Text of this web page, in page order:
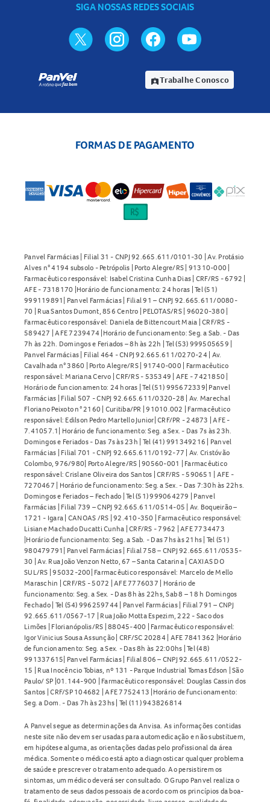
SIGA NOSSAS REDES SOCIAIS
assignment_indTrabalhe Conosco
FORMAS DE PAGAMENTO
Panvel Farmácias | Filial 31 - CNPJ 92.665.611/0101-30 | Av. Protásio
Alves n° 4194 subsolo - Petrópolis | Porto Alegre/RS | 91310-000 |
Farmacêutico responsável: Isabel Cristina Cunha Dias | CRF/RS - 6792 |
AFE - 7318170 |Horário de funcionamento: 24 horas | Tel (51)
999119891| Panvel Farmácias | Filial 91 – CNPJ 92.665.611/0080-
70 | Rua Santos Dumont, 856 Centro | PELOTAS/RS | 96020-380 |
Farmacêutico responsável: Daniela de Bittencourt Maia | CRF/RS -
589427 | AFE 7239474 |Horário de funcionamento: Seg. a Sab. - Das
7h às 22h. Domingos e Feriados – 8h às 22h | Tel (53) 999505659 |
Panvel Farmácias | Filial 464 - CNPJ 92.665.611/0270-24 | Av.
Cavalhada n° 3860 | Porto Alegre/RS | 91740-000 | Farmacêutico
responsável: Mariana Cervo | CRF/RS - 535349 | AFE - 7421850 |
Horário de funcionamento: 24 horas | Tel (51) 995672339| Panvel
Farmácias | Filial 507 - CNPJ 92.665.611/0320-28 | Av. Marechal
Floriano Peixoto n° 2160 | Curitiba/PR | 91010.002 | Farmacêutico
responsável: Edilson Pedro Martello Junior| CRF/PR - 24873 | AFE -
7.41057.1| Horário de funcionamento: Seg. a Sex. - Das 7s às 23h.
Domingos e Feriados - Das 7s às 23h | Tel (41) 991349216 | Panvel
Farmácias | Filial 701 - CNPJ 92.665.611/0192-77 | Av. Cristóvão
Colombo, 976/980| Porto Alegre/RS | 90560-001 | Farmacêutico
responsável: Crislane Oliveira dos Santos | CRF/RS - 590651 | AFE -
7270467 | Horário de funcionamento: Seg. a Sex. - Das 7:30h às 22hs.
Domingos e Feriados – Fechado | Tel (51) 999064279 | Panvel
Farmácias | Filial 739 – CNPJ 92.665.611/0514-05 | Av. Boqueirão –
1721 - Igara | CANOAS /RS | 92.410-350 | Farmacêutico responsável:
Lisiane Machado Ducatti Cunha | CRF/RS - 7962 | AFE 7734473
|Horário de funcionamento: Seg. a Sab. - Das 7hs às 21hs | Tel (51)
980479791| Panvel Farmácias | Filial 758 – CNPJ 92.665.611/0535-
30 | Av. Rua João Venzon Netto, 67 – Santa Catarina | CAXIAS DO
SUL/RS | 95032-200| Farmacêutico responsável: Marcelo de Mello
Maraschin | CRF/RS - 5072 | AFE 7776037 | Horário de
funcionamento: Seg. a Sex. - Das 8h às 22hs, Sab 8 – 18 h Domingos
Fechado | Tel (54) 996259744 | Panvel Farmácias | Filial 791 – CNPJ
92.665.611/0567-17 | Rua João Motta Espezim, 222 - Saco dos
Limões | Florianópolis/RS | 88045-400 | Farmacêutico responsável:
Igor Vinicius Sousa Assunção | CRF/SC 20284 | AFE 7841362 |Horário
de funcionamento: Seg. a Sex. - Das 8h às 22:00hs | Tel (48)
991337615| Panvel Farmácias | Filial 806 – CNPJ 92.665.611/0522-
15 | Rua Inocêncio Tobias, nº 131 - Parque Industrial Tomas Edson | São
Paulo/ SP |01.144-900 | Farmacêutico responsável: Douglas Cassin dos
Santos | CRF/SP 104682 | AFE 7752413 |Horário de funcionamento:
Seg. a Dom. - Das 7h às 23hs | Tel (11) 943826814
A Panvel segue as determinações da Anvisa. As informações contidas
neste site não devem ser usadas para automedicação e não substituem,
em hipótese alguma, as orientações dadas pelo profissional da área
médica. Somente o médico está apto a diagnosticar qualquer problema
de saúde e prescrever o tratamento adequado. Ao persistirem os
sintomas, um médico deverá ser consultado. O Grupo Panvel realiza o
tratamento de seus dados pessoais de acordo com os princípios da boa-